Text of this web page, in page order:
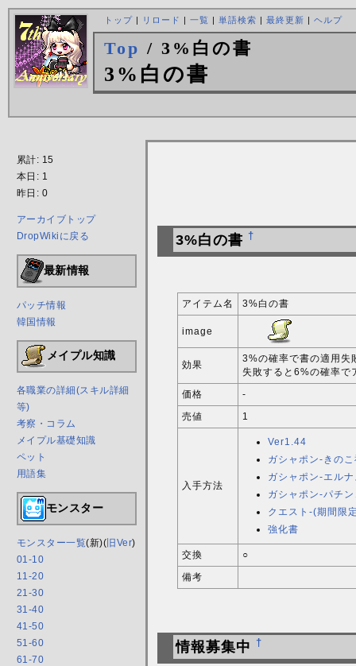
トップ| リロード | 一覧 | 単語検索 | 最終更新 | ヘルプ
Top / 3%白の書
3%白の書
累計: 15
本日: 1
昨日: 0
アーカイブトップ
DropWikiに戻る
最新情報
パッチ情報
韓国情報
メイプル知識
各職業の詳細(スキル詳細
等)
考察・コラム
メイプル基礎知識
ペット
用語集
モンスター
モンスター一覧(新)( 旧Ver)
01-10
11-20
21-30
31-40
41-50
51-60
61-70
3%白の書 †
アイテム名 3%白の書
image
効果
3%の確率で書の適用失
失敗すると6%の確率で
価格
-
売値
1
入手方法
Ver1.44
ガシャポン-きの
ガシャポン-エル
ガシャポン-パチ
クエスト-(期間限
強化書
交換
○
備考
情報募集中 †